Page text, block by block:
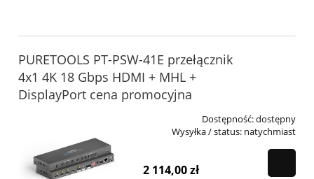
PURETOOLS PT-PSW-41E przełącznik
4x1 4K 18 Gbps HDMI + MHL +
DisplayPort cena promocyjna
Dostępność:dostępny
Wysyłka / status: natychmiast
2 114,00 zł